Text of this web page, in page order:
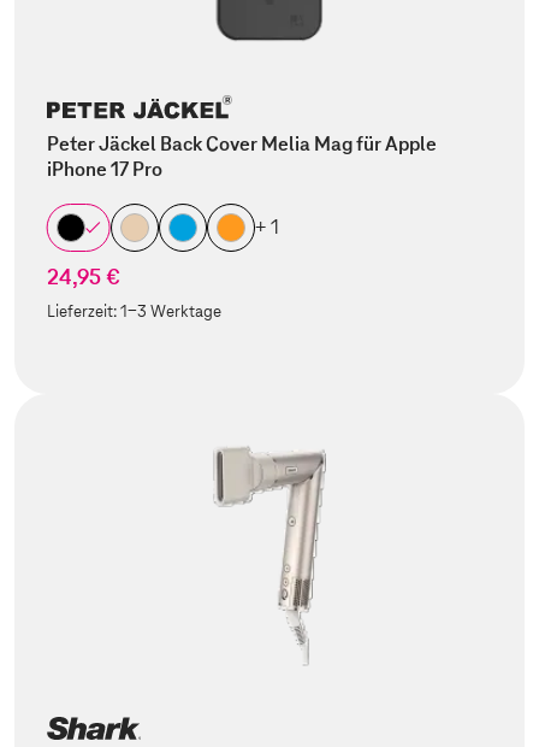
Peter Jäckel Back Cover Melia Mag für Apple
iPhone 17 Pro
+ 1
24,95 €
Lieferzeit:1-3 Werktage